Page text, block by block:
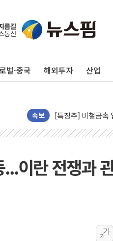
벌·중국 해외투자 산업
속보
정청래 "2차 TV토
윤상현, 사관학교
현대리바트,
[K메이커] 코셔에
흥국자산운용, 코
외국인 돌아왔지
미래에셋자산운용
반도체 대형주 급
LGU+, 국내
이란 전쟁과
가
가